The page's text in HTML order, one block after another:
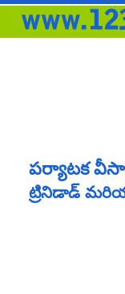
పర్యాటక
ట్రినిడాడ్